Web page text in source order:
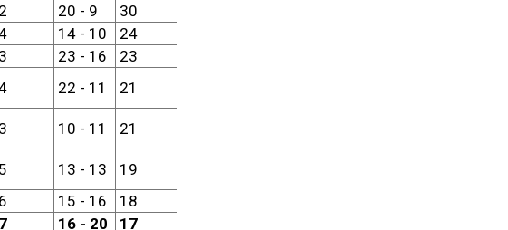
2 20 - 9
30
14 - 10
24
3 23 - 16
23
22 - 11 21
3 10 - 11 21
5 13 - 13
19
6 15 - 16
18
7 16 - 20
17